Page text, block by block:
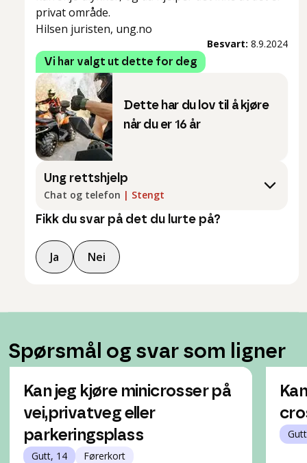
privat område.
Hilsen juristen, ung.no
Besvart: 8.9.2024
Vi har valgt ut dette for deg
Dette har du lov til å kjøre
når du er 16 år
Ung rettshjelp
Chat og telefon | Stengt
Fikk du svar på det du lurte på?
Ja Nei
Spørsmål og svar som ligner
Kan jeg kjøre minicrosser på
vei,privatveg eller
parkeringsplass
Gutt, 14 Førerkort